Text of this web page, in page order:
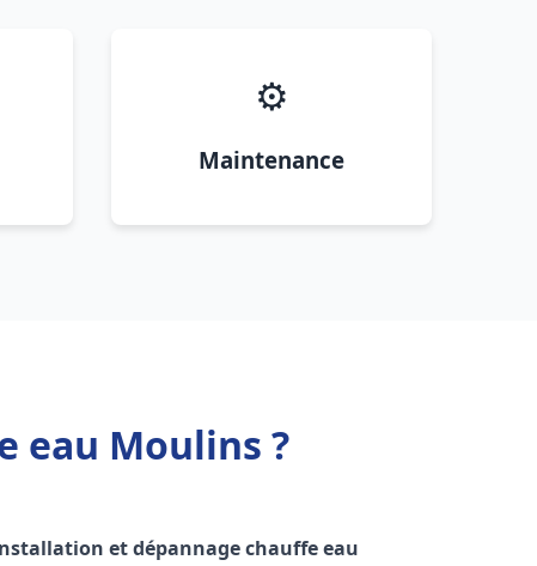
⚙️
Maintenance
eau Moulins ?
et dépannage chauffe eau